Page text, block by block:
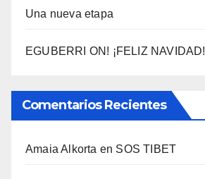
Una nueva etapa
EGUBERRI ON! ¡FELIZ NAVIDAD!
Comentarios Recientes
Amaia Alkorta en SOS TIBET